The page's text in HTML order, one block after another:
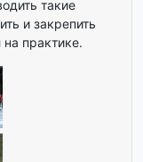
такие
и закрепить
практике.